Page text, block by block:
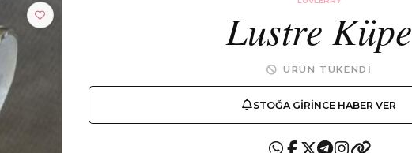
özel kampanyalardan ilk siz haberdar olun.Lustre Küpe
ÜRÜN TÜKENDI
STOĞA GIRINCE HABER VER